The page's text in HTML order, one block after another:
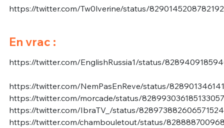
https://twitter.com/Tw0lverine/status/
En vrac :
https://twitter.com/EnglishRussia1/status/
https://twitter.com/NemPasEnReve/status/
https://twitter.com/morcade/status/828993036185133057
https://twitter.com/IbraTV_/status/828973882606571524
https://twitter.com/chambouletout/status/